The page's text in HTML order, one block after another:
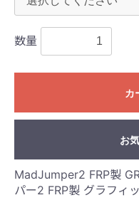
数量
カ
お
MadJumper2 FRP製
パー2 FRP製 グラフィ